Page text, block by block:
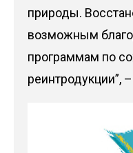
природы.
возможным
программам по
реинтродукции”,